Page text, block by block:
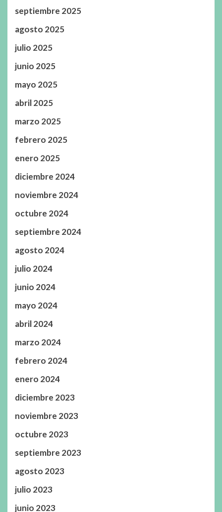
septiembre 2025
agosto 2025
julio 2025
junio 2025
mayo 2025
abril 2025
marzo 2025
febrero 2025
enero 2025
diciembre 2024
noviembre 2024
octubre 2024
septiembre 2024
agosto 2024
julio 2024
junio 2024
mayo 2024
abril 2024
marzo 2024
febrero 2024
enero 2024
diciembre 2023
noviembre 2023
octubre 2023
septiembre 2023
agosto 2023
julio 2023
junio 2023